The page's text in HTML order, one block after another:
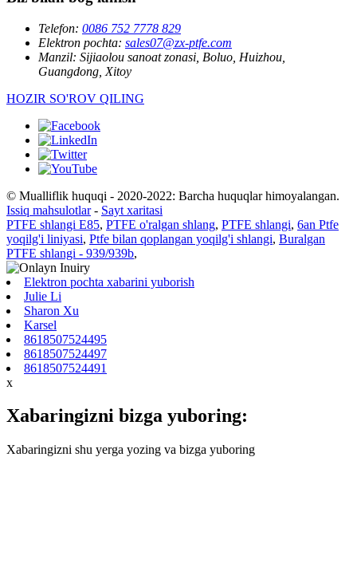
Telefon: 0086 752 7778 829
Elektron pochta: sales07@zx-ptfe.com
Manzil: Sijiaolou sanoat zonasi, Boluo, Huizhou,
Guangdong, Xitoy
HOZIR SO'ROV QILING
© Mualliflik huquqi - 2020-2022: Barcha huquqlar himoyalangan.
Issiq mahsulotlar- Sayt xaritasi
PTFE shlangi E85, PTFE o'ralgan shlang, PTFE shlangi, 6an Ptfe
yoqilg'i liniyasi, Ptfe bilan qoplangan yoqilg'i shlangi, Buralgan
PTFE shlangi - 939/939b,
Elektron pochta xabarini yuborish
Julie Li
Sharon Xu
Karsel
8618507524495
8618507524497
8618507524491
x
Xabaringizni bizga yuboring:
Xabaringizni shu yerga yozing va bizga yuboring